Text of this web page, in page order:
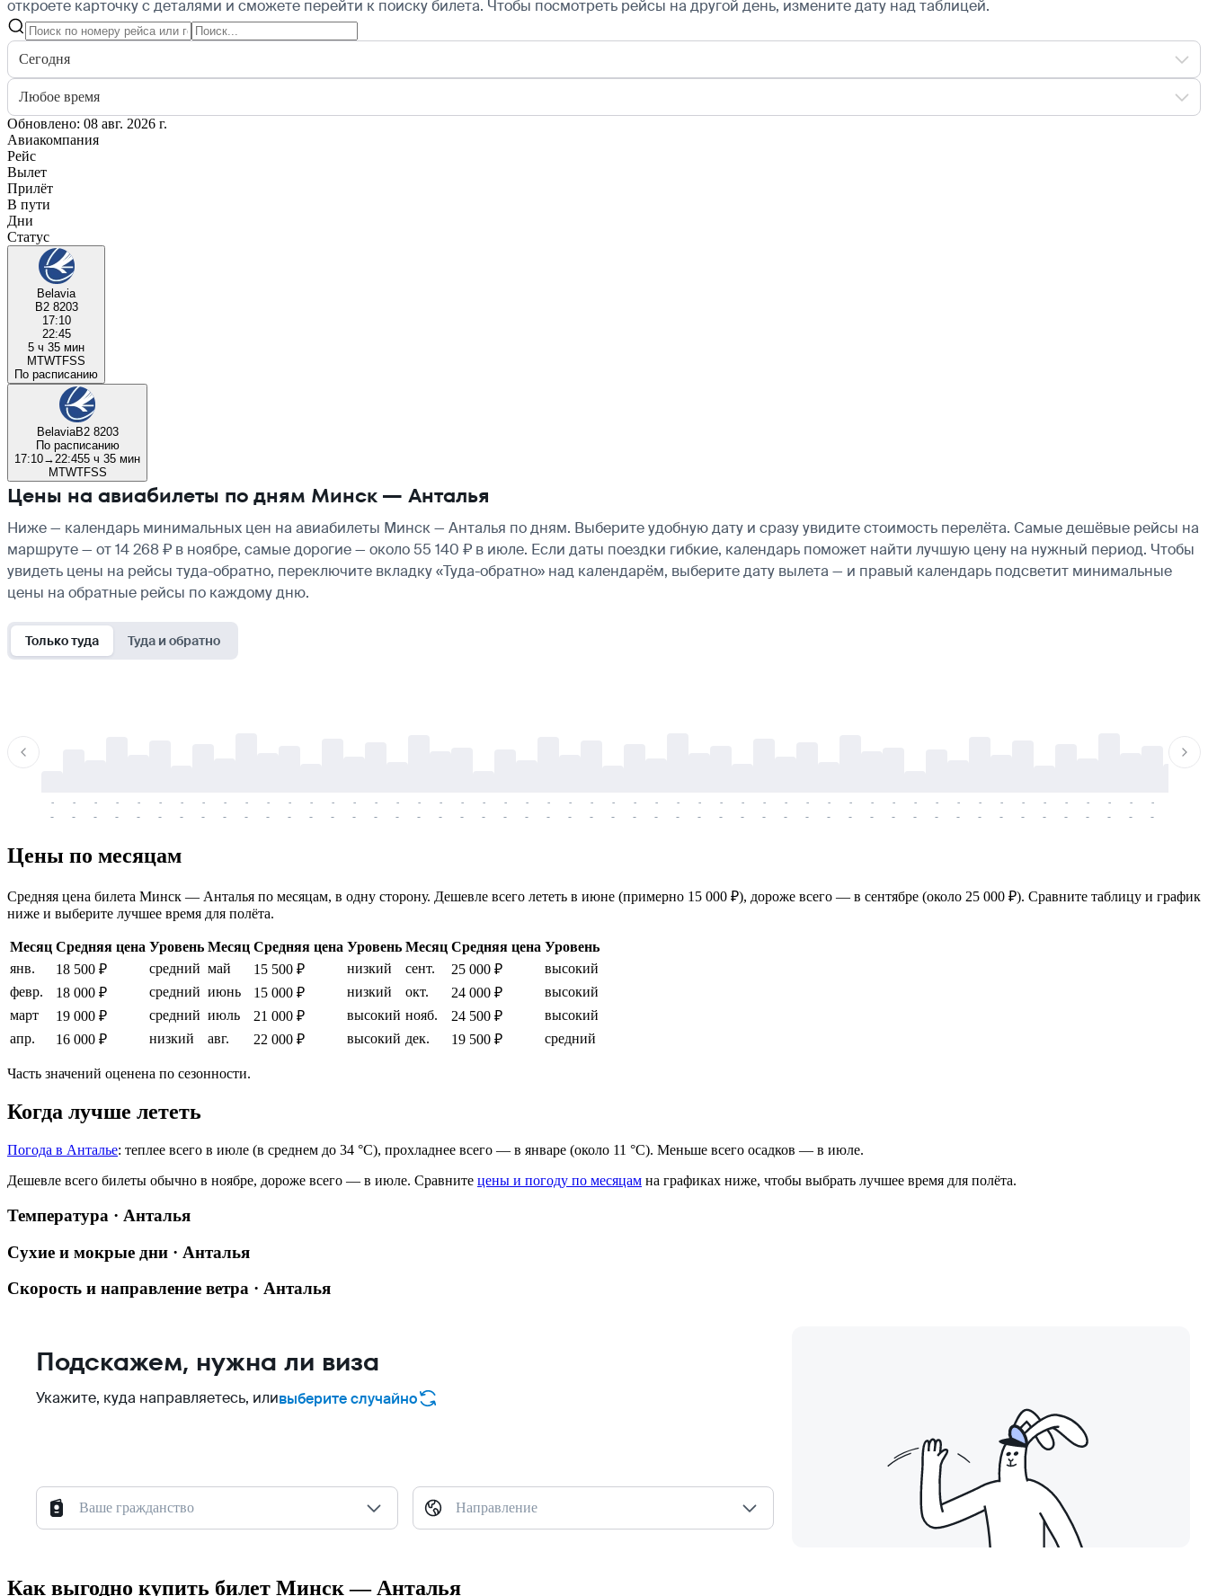
откроете карточку с деталями и сможете перейти к поиску билета. Чтобы посмотреть рейсы на другой день, измените дату над таблицей.
Сегодня
Любое время
Обновлено: 08 авг. 2026 г.
Авиакомпания
Рейс
Вылет
Прилёт
В пути
Дни
Статус
Belavia
B2 8203
17:10
22:45
5 ч 35 мин
MTWTFSS
По расписанию
BelaviaB2 8203
По расписанию
17:10→ 22:455 ч 35 мин
MTWTFSS
Цены на авиабилеты по дням Минск — Анталья
Ниже — календарь минимальных цен на авиабилеты Минск — Анталья по дням. Выберите удобную дату и сразу увидите стоимость перелёта. Самые дешёвые рейсы на
маршруте — от 14 268 ₽ в ноябре, самые дорогие — около 55 140 ₽ в июле. Если даты поездки гибкие, календарь поможет найти лучшую цену на нужный период. Чтобы
увидеть цены на рейсы туда-обратно, переключите вкладку «Туда-обратно» над календарём, выберите дату вылета — и правый календарь подсветит минимальные
цены на обратные рейсы по каждому дню.
Только туда Туда и обратно
-
-
-
-
-
-
-
-
-
-
-
-
-
-
-
-
-
-
-
-
-
-
-
-
-
-
-
-
-
-
-
-
-
-
-
-
-
-
-
-
-
-
-
-
-
-
-
-
-
-
-
-
-
-
-
-
-
-
-
-
-
-
-
-
-
-
-
-
-
-
-
-
-
-
-
-
-
-
-
-
-
-
-
-
-
-
-
-
-
-
-
-
-
-
-
-
-
-
-
-
-
-
-
-
Цены по месяцам
Средняя цена билета Минск — Анталья по месяцам, в одну сторону. Дешевле всего лететь в июне (примерно 15 000 ₽), дороже всего — в сентябре (около 25 000 ₽). Сравните таблицу и график
ниже и выберите лучшее время для полёта.
Месяц Средняя цена Уровень Месяц Средняя цена Уровень Месяц Средняя цена Уровень
янв.
18 500 ₽ средний май 15 500 ₽ низкий сент. 25 000 ₽
высокий
февр.
18 000 ₽ средний июнь 15 000 ₽ низкий окт. 24 000 ₽
высокий
март
19 000 ₽ средний июль 21 000 ₽ высокий нояб. 24 500 ₽
высокий
апр.
16 000 ₽ низкий авг. 22 000 ₽ высокий дек. 19 500 ₽ средний
Часть значений оценена по сезонности.
Когда лучше лететь
Погода в Анталье: теплее всего в июле (в среднем до 34 °C), прохладнее всего — в январе (около 11 °C). Меньше всего осадков — в июле.
Дешевле всего билеты обычно в ноябре, дороже всего — в июле. Сравните цены и погоду по месяцам на графиках ниже, чтобы выбрать лучшее время для полёта.
Температура · Анталья
Сухие и мокрые дни · Анталья
Скорость и направление ветра · Анталья
Подскажем, нужна ли виза
Укажите, куда направляетесь, иливыберите случайно
Ваше гражданство Направление
Как выгодно купить билет Минск — Анталья